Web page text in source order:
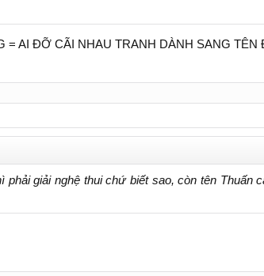
= AI ĐỠ CÃI NHAU TRANH DÀNH SANG
giải nghệ thui chứ biết sao, còn tên Thuấn